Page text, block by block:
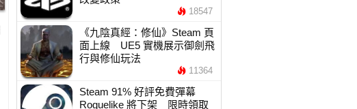
18547
《九陰真經：修仙》Steam 頁
面上線 UE5 實機展示御劍飛
行與修仙玩法
11364
Steam 91% 好評免費彈幕
Roguelike 將下架 限時領取